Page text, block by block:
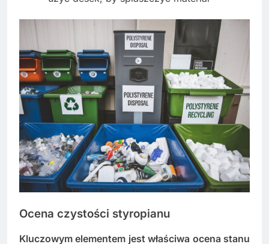
Ocena czystości styropianu
Kluczowym elementem jest właściwa ocena stanu